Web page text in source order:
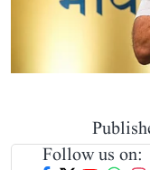
Follow us on: